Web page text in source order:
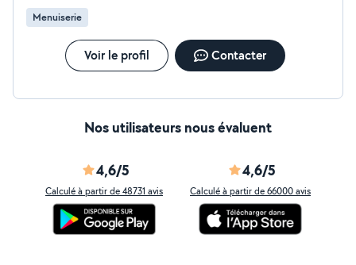
Menuiserie
Voir le profil Contacter
Nos utilisateurs nous évaluent
4,6/5
Calculé à partir de 48731 avis
4,6/5
Calculé à partir de 66000 avis